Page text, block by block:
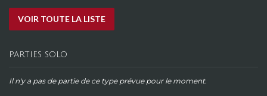
VOIR TOUTE LA LISTE
PARTIES SOLO
Il n'y a pas de partie de ce type prévue pour le moment.